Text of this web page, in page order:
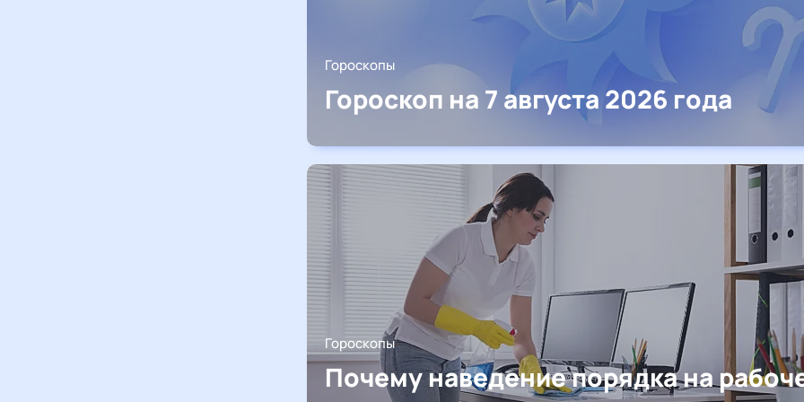
Гороскопы
Гороскоп на 7 августа 2026 года
Гороскопы
Почему наведение порядка на